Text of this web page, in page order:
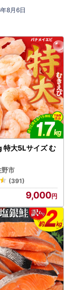
8月6日
特大5Lサイズ む
野市
(391)
9,000